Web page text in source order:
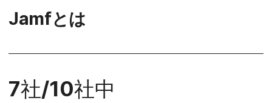
Jamfとは
7社/10社中